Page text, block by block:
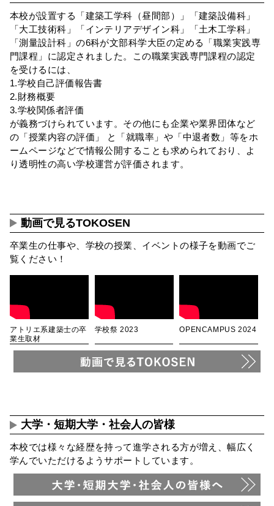
本校が設置する「建築工学科（昼間部）」「建築設備科」
「大工技術科」「インテリアデザイン科」「土木工学科」
「測量設計科」の6科が文部科学大臣の定める「職業実践専
門課程」に認定されました。この職業実践専門課程の認定
を受けるには、
1.学校自己評価報告書
2.財務概要
3.学校関係者評価
が義務づけられています。その他にも企業や業界団体など
の「授業内容の評価」 と「就職率」や「中退者数」等をホ
ームページなどで情報公開することも求められており、よ
り透明性の高い学校運営が評価されます。
動画で見るTOKOSEN
卒業生の仕事や、学校の授業、イベントの様子を動画でご
覧ください！
アトリエ系建築士の卒
業生取材
学校祭 2023 OPENCAMPUS 2024
大学・短期大学・社会人の皆様
本校では様々な経歴を持って進学される方が増え、幅広く
学んでいただけるようサポートしています。